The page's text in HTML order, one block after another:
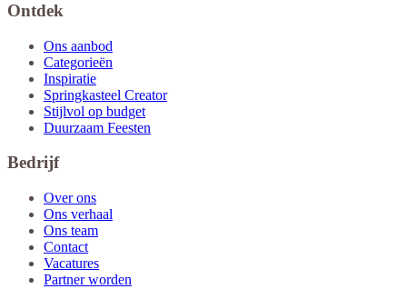
Ontdek
Ons aanbod
Categorieën
Inspiratie
Springkasteel Creator
Stijlvol op budget
Duurzaam Feesten
Bedrijf
Over ons
Ons verhaal
Ons team
Contact
Vacatures
Partner worden